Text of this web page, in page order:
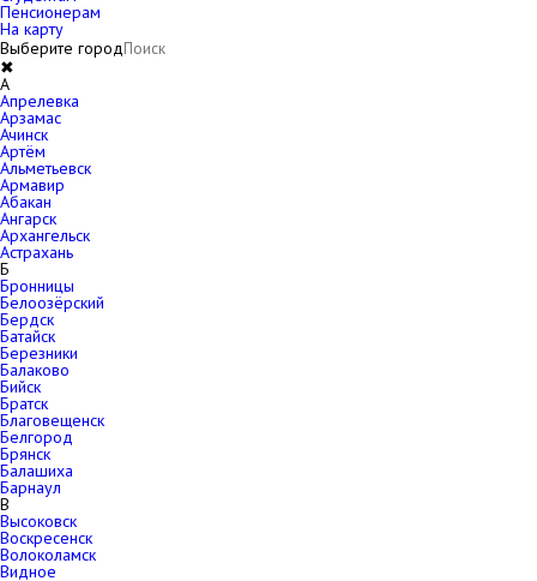
Пенсионерам
На карту
Выберите город
✖
A
Апрелевка
Арзамас
Ачинск
Артём
Альметьевск
Армавир
Абакан
Ангарск
Архангельск
Астрахань
Б
Бронницы
Белоозёрский
Бердск
Батайск
Березники
Балаково
Бийск
Братск
Благовещенск
Белгород
Брянск
Балашиха
Барнаул
В
Высоковск
Воскресенск
Волоколамск
Видное